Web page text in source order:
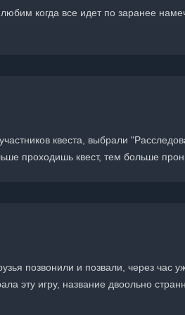
когда все идет по заранее
квеста, выбрали
проходишь квест, тем больше
позвонили и позвали, через час
эту игру, название двоольно